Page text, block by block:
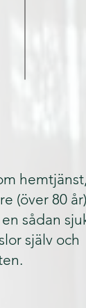
(över 80 år)
sådan
själv och